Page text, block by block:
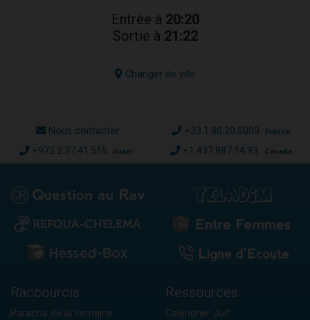
Entrée à 20:20
Sortie à 21:22
Changer de ville
Nous contacter +33.1.80.20.5000 France
+972.2.37.41.515 Israël +1.437.887.14.93 Canada
Raccourcis
Paracha de la semaine
Ressources
Calendrier Juif